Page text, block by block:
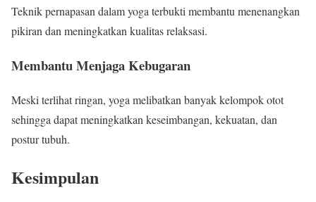
Teknik pernapasan dalam yoga terbukti membantu menenangkan
pikiran dan meningkatkan kualitas relaksasi.
Membantu Menjaga Kebugaran
Meski terlihat ringan, yoga melibatkan banyak kelompok otot
sehingga dapat meningkatkan keseimbangan, kekuatan, dan
postur tubuh.
Kesimpulan